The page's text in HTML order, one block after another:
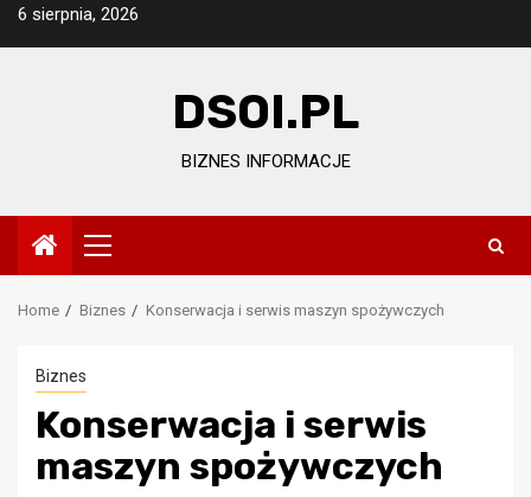
Skip6 sierpnia, 2026
DSOI.PL
BIZNES INFORMACJE
Primary
Menu
Home Biznes Konserwacja i serwis maszyn spożywczych
Biznes
Konserwacja i serwis
maszyn spożywczych